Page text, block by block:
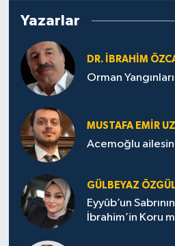
Yazarlar
DR. İBRAHIM
Orman
MUSTAFA EMIR
Acemoğlu
GÜLBEYAZ ÖZGÜL
Eyyûb’un
İbrahim’in Koru